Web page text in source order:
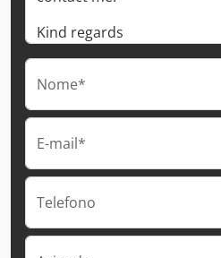
Nome*
E-mail*
Telefono